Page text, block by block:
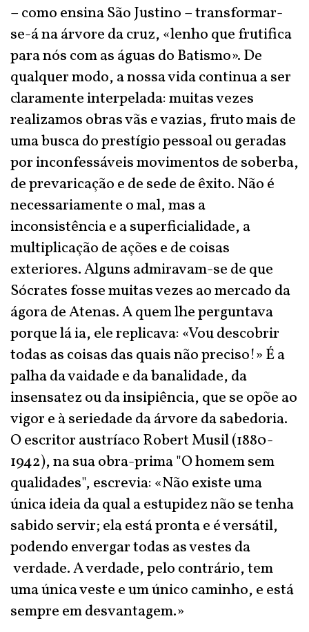
– como ensina São Justino – transformar-
se-á na árvore da cruz, «lenho que frutifica
para nós com as águas do Batismo». De
qualquer modo, a nossa vida continua a ser
claramente interpelada: muitas vezes
realizamos obras vãs e vazias, fruto mais de
uma busca do prestígio pessoal ou geradas
por inconfessáveis movimentos de soberba,
de prevaricação e de sede de êxito. Não é
necessariamente o mal, mas a
inconsistência e a superficialidade, a
multiplicação de ações e de coisas
exteriores. Alguns admiravam-se de que
Sócrates fosse muitas vezes ao mercado da
ágora de Atenas. A quem lhe perguntava
porque lá ia, ele replicava: «Vou descobrir
todas as coisas das quais não preciso!» É a
palha da vaidade e da banalidade, da
insensatez ou da insipiência, que se opõe ao
vigor e à seriedade da árvore da sabedoria.
O escritor austríaco Robert Musil (1880-
1942), na sua obra-prima "O homem sem
qualidades", escrevia: «Não existe uma
única ideia da qual a estupidez não se tenha
sabido servir; ela está pronta e é versátil,
podendo envergar todas as vestes da
verdade. A verdade, pelo contrário, tem
uma única veste e um único caminho, e está
sempre em desvantagem.»